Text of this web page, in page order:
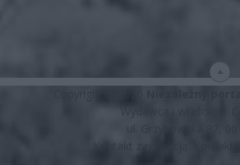
Kontakt z redakcją: